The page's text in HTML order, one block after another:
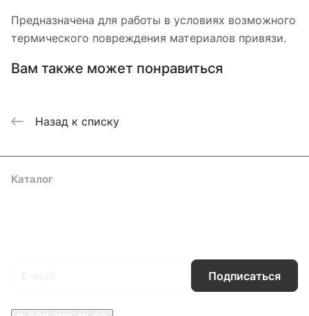
Предназначена для работы в условиях возможного
термического повреждения материалов привязи.
Вам также может понравиться
Назад к списку
Каталог
Подписаться